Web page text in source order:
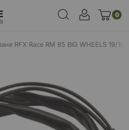
0
RFX Race RM 85 BIG WHEELS 19/16